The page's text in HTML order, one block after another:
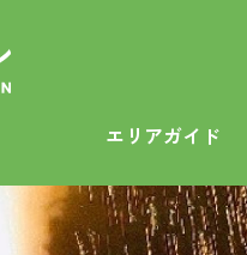
エリアガイド